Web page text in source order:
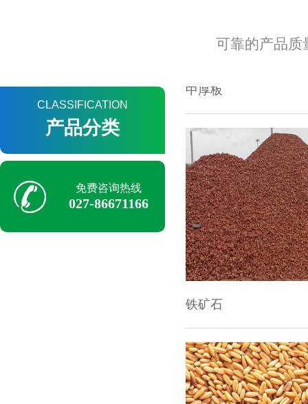
可靠的产品质
CLASSIFICATION
产品分类
免费咨询热线
027-86671166
中厚板
铁矿石